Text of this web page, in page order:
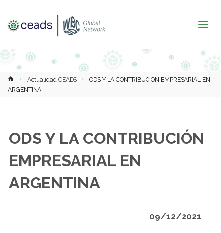
InicioActualidad CEADS
ODS Y LA CONTRIBUCIÓN EMPRESARIAL EN
ARGENTINA
ODS Y LA CONTRIBUCIÓN
EMPRESARIAL EN
ARGENTINA
09/12/2021